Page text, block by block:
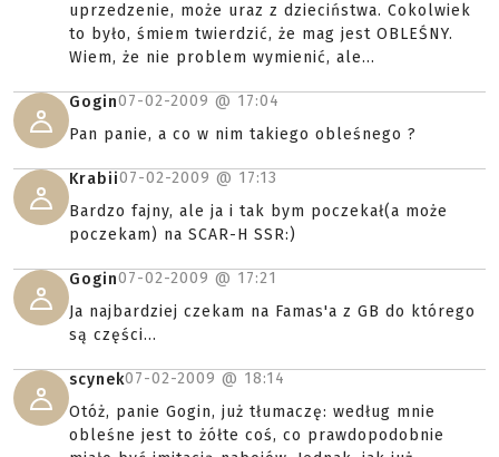
uprzedzenie, może uraz z dzieciństwa. Cokolwiek
to było, śmiem twierdzić, że mag jest OBLEŚNY.
Wiem, że nie problem wymienić, ale...
Gogin07-02-2009 @ 17:04
Pan panie, a co w nim takiego obleśnego ?
Krabii07-02-2009 @ 17:13
Bardzo fajny, ale ja i tak bym poczekał(a może
poczekam) na SCAR-H SSR:)
Gogin07-02-2009 @ 17:21
Ja najbardziej czekam na Famas'a z GB do którego
są części...
scynek07-02-2009 @ 18:14
Otóż, panie Gogin, już tłumaczę: według mnie
obleśne jest to żółte coś, co prawdopodobnie